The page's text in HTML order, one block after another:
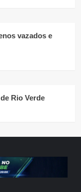
vazados e
Rio Verde